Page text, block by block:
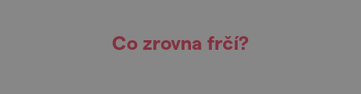
Co zrovna frčí?